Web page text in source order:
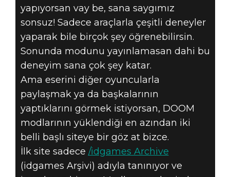
yapıyorsan vay be, sana saygımız
sonsuz! Sadece araçlarla çeşitli deneyler
yaparak bile birçok şey öğrenebilirsin.
Sonunda modunu yayınlamasan dahi bu
deneyim sana çok şey katar.
Ama eserini diğer oyuncularla
paylaşmak ya da başkalarının
yaptıklarını görmek istiyorsan, DOOM
modlarının yüklendiği en azından iki
belli başlı siteye bir göz at bizce.
İlk site sadece /idgames Archive
(idgames Arşivi) adıyla tanınıyor ve